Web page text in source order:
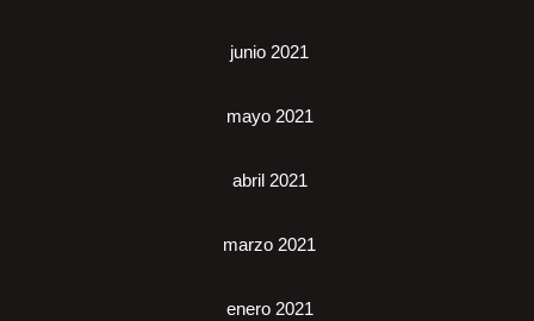
junio 2021
mayo 2021
abril 2021
marzo 2021
enero 2021